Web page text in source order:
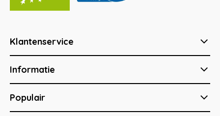
Klantenservice
Informatie
Populair